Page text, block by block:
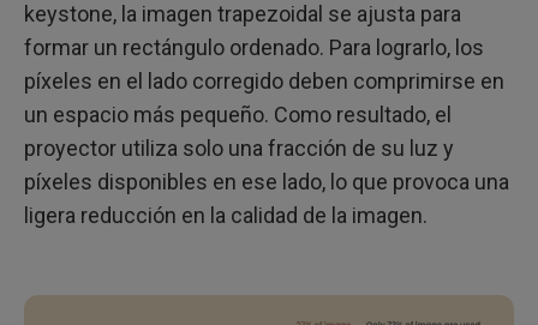
keystone, la imagen trapezoidal se ajusta para
formar un rectángulo ordenado. Para lograrlo, los
píxeles en el lado corregido deben comprimirse en
un espacio más pequeño. Como resultado, el
proyector utiliza solo una fracción de su luz y
píxeles disponibles en ese lado, lo que provoca una
ligera reducción en la calidad de la imagen.